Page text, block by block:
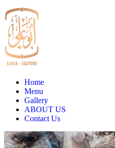
Home
Menu
Gallery
ABOUT US
Contact Us